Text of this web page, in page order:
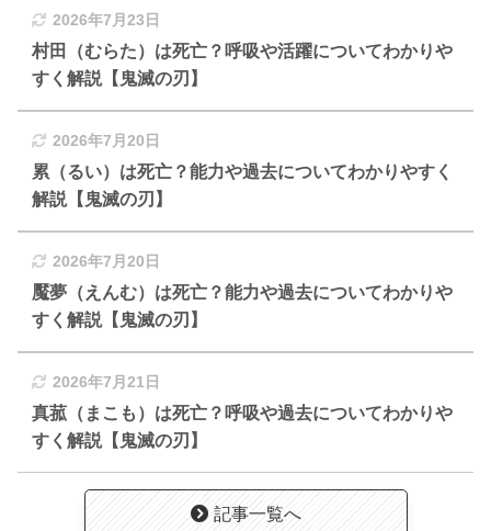
2026年7月23日
村田（むらた）は死亡？呼吸や活躍についてわかりや
すく解説【鬼滅の刃】
2026年7月20日
累（るい）は死亡？能力や過去についてわかりやすく
解説【鬼滅の刃】
2026年7月20日
魘夢（えんむ）は死亡？能力や過去についてわかりや
すく解説【鬼滅の刃】
2026年7月21日
真菰（まこも）は死亡？呼吸や過去についてわかりや
すく解説【鬼滅の刃】
記事一覧へ